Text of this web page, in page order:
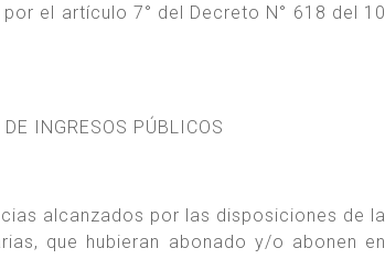
el artículo 7° del Decreto N° 618 del 10
INGRESOS PÚBLICOS
alcanzados por las disposiciones de la
que hubieran abonado y/o abonen en